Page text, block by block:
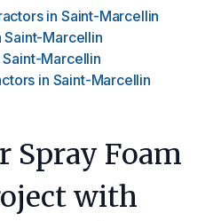
in Saint-Marcellin
Saint-Marcellin
Saint-Marcellin
in Saint-Marcellin
Spray Foam
with